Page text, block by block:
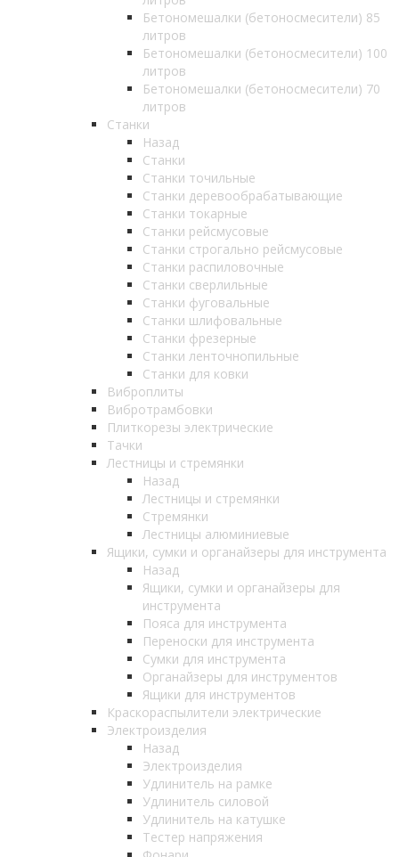
Бетономешалки (бетоносмесители) 85
литров
Бетономешалки (бетоносмесители) 100
литров
Бетономешалки (бетоносмесители) 70
литров
Станки
Назад
Станки
Станки точильные
Станки деревообрабатывающие
Станки токарные
Станки рейсмусовые
Станки строгально рейсмусовые
Станки распиловочные
Станки сверлильные
Станки фуговальные
Станки шлифовальные
Станки фрезерные
Станки ленточнопильные
Станки для ковки
Виброплиты
Вибротрамбовки
Плиткорезы электрические
Тачки
Лестницы и стремянки
Назад
Лестницы и стремянки
Стремянки
Лестницы алюминиевые
Ящики, сумки и органайзеры для инструмента
Назад
Ящики, сумки и органайзеры для
инструмента
Пояса для инструмента
Переноски для инструмента
Сумки для инструмента
Органайзеры для инструментов
Ящики для инструментов
Краскораспылители электрические
Электроизделия
Назад
Электроизделия
Удлинитель на рамке
Удлинитель силовой
Удлинитель на катушке
Тестер напряжения